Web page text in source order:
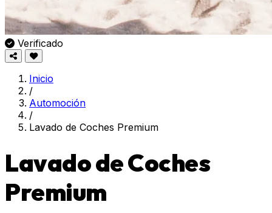
Verificado
Inicio
/
Automoción
/
Lavado de Coches Premium
Lavado de Coches
Premium